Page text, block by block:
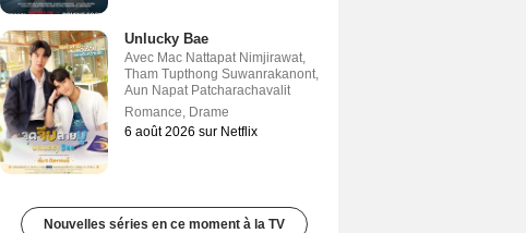
Unlucky Bae
Avec Mac Nattapat Nimjirawat,
Tham Tupthong Suwanrakanont,
Aun Napat Patcharachavalit
Romance, Drame
6 août 2026 sur Netflix
Nouvelles séries en ce moment à la TV